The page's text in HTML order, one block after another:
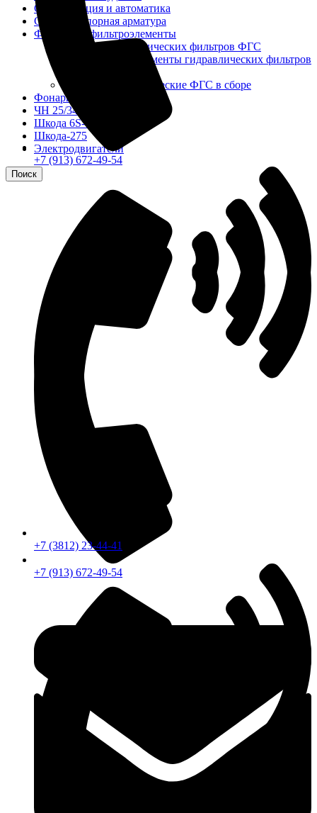
Сигнализация и автоматика
Судовая запорная арматура
Фильтры и фильтроэлементы
Корпусы гидравлических фильтров ФГС
Фильтрующие элементы гидравлических фильтров
Фильтры гидравлические ФГС в сборе
Фонари
ЧН 25/34
Шкода 6S-160
Шкода-275
Электродвигатели
Поиск
+7 (913) 672-49-54
+7 (913) 672-49-54
+7 (3812) 23-44-41